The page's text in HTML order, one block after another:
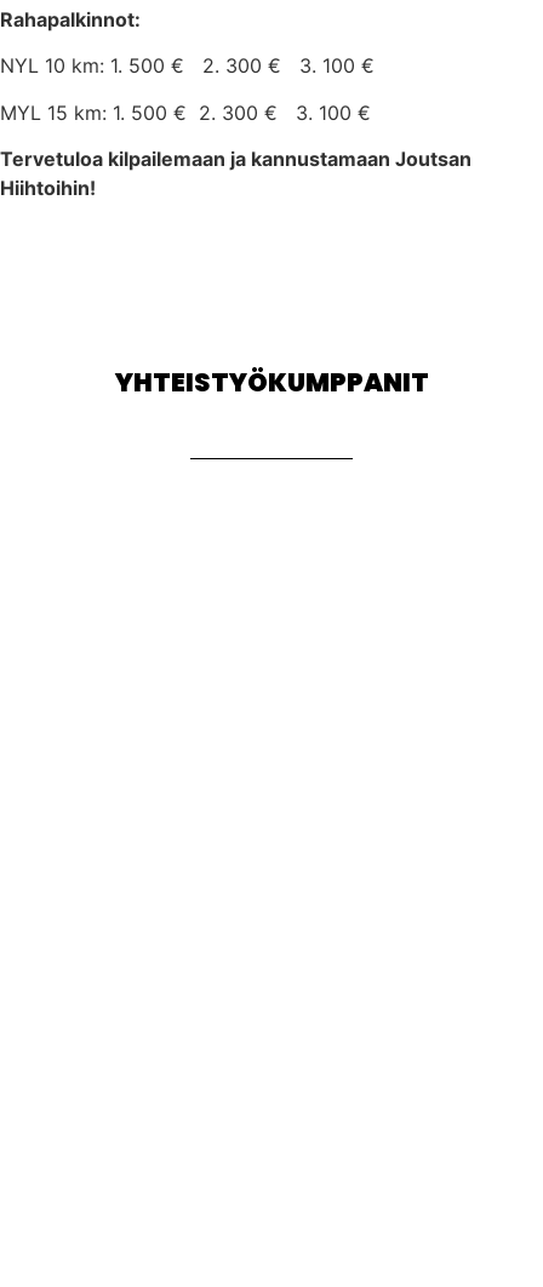
Rahapalkinnot:
NYL 10 km: 1. 500 € 2. 300 € 3. 100 €
MYL 15 km: 1. 500 € 2. 300 € 3. 100 €
Tervetuloa kilpailemaan ja kannustamaan Joutsan
Hiihtoihin!
YHTEISTYÖKUMPPANIT